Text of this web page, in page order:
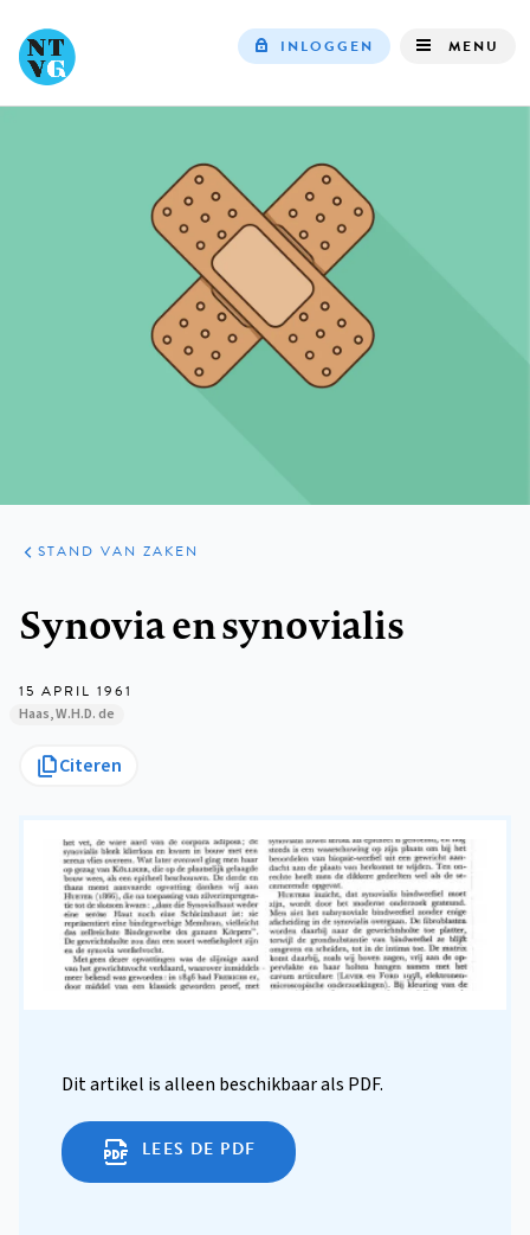
INLOGGEN MENU
ARTIKELEN
PRAKTIJK
STAND VAN ZAKEN
Synovia en synovialis
15 APRIL 1961
Haas, W.H.D. de
Citeren
Dit artikel is alleen beschikbaar als PDF.
LEES DE PDF